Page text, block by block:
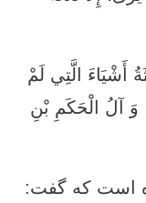
أَشْيَاءَ الَّتِي لَمْ
وَ آلُ الْحَكَمِ بْنِ
است كه گفت: